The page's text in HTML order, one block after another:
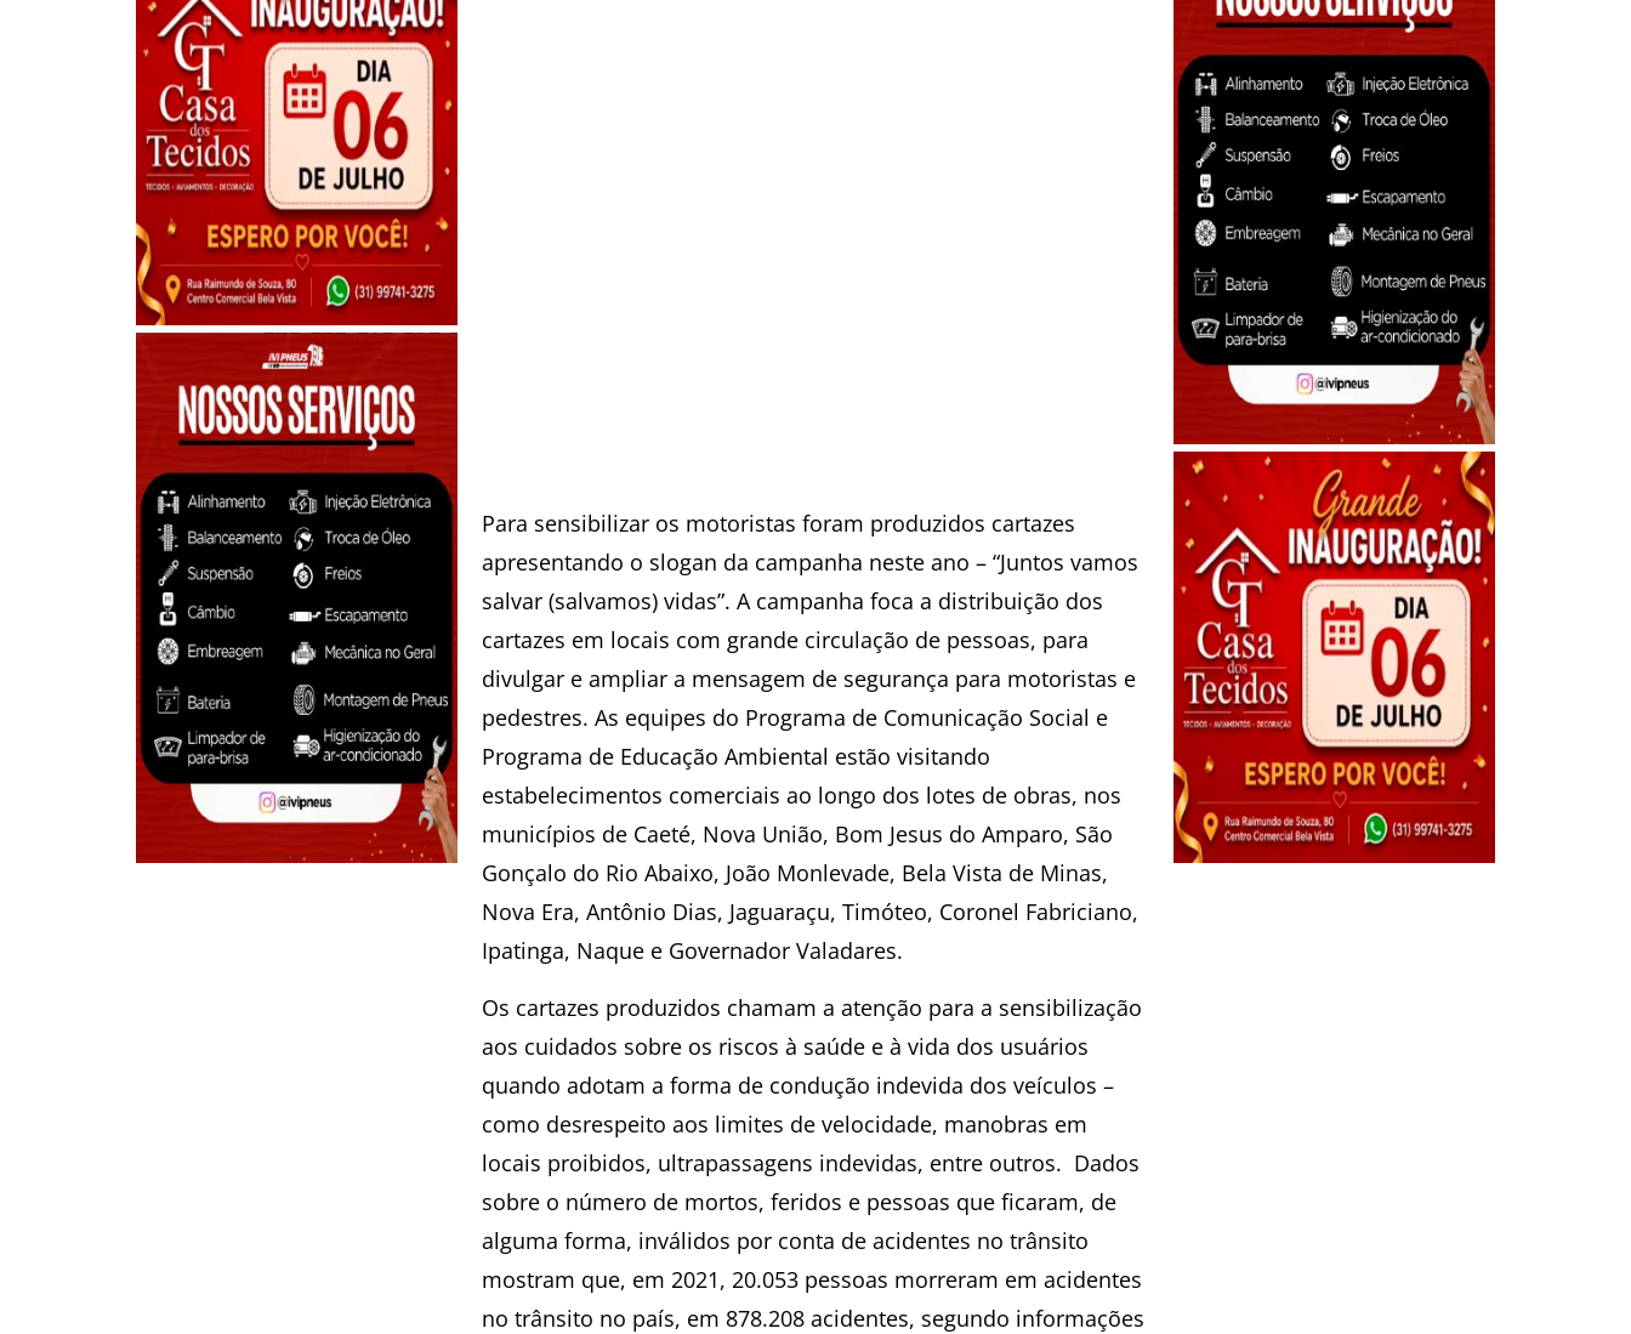
Para sensibilizar os motoristas foram produzidos cartazes
apresentando o slogan da campanha neste ano – “Juntos vamos
salvar (salvamos) vidas”. A campanha foca a distribuição dos
cartazes em locais com grande circulação de pessoas, para
divulgar e ampliar a mensagem de segurança para motoristas e
pedestres. As equipes do Programa de Comunicação Social e
Programa de Educação Ambiental estão visitando
estabelecimentos comerciais ao longo dos lotes de obras, nos
municípios de Caeté, Nova União, Bom Jesus do Amparo, São
Gonçalo do Rio Abaixo, João Monlevade, Bela Vista de Minas,
Nova Era, Antônio Dias, Jaguaraçu, Timóteo, Coronel Fabriciano,
Ipatinga, Naque e Governador Valadares.
Os cartazes produzidos chamam a atenção para a sensibilização
aos cuidados sobre os riscos à saúde e à vida dos usuários
quando adotam a forma de condução indevida dos veículos –
como desrespeito aos limites de velocidade, manobras em
locais proibidos, ultrapassagens indevidas, entre outros. Dados
sobre o número de mortos, feridos e pessoas que ficaram, de
alguma forma, inválidos por conta de acidentes no trânsito
mostram​ que, em 2021, 20.053 pessoas morreram em acidentes
no trânsito no país, em 878.208 acidentes, segundo informações